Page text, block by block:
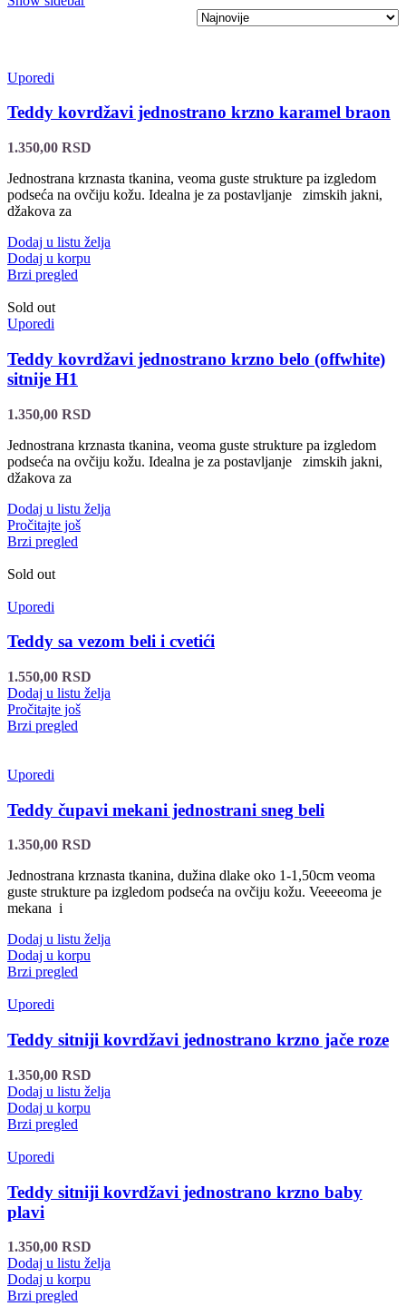
Uporedi
Teddy kovrdžavi jednostrano krzno karamel braon
1.350,00 RSD
Jednostrana krznasta tkanina, veoma guste strukture pa izgledom
podseća na ovčiju kožu. Idealna je za postavljanje zimskih jakni,
džakova za
Dodaj u listu želja
Dodaj u korpu
Brzi pregled
Sold out
Uporedi
Teddy kovrdžavi jednostrano krzno belo (offwhite)
sitnije H1
1.350,00 RSD
Jednostrana krznasta tkanina, veoma guste strukture pa izgledom
podseća na ovčiju kožu. Idealna je za postavljanje zimskih jakni,
džakova za
Dodaj u listu želja
Pročitajte još
Brzi pregled
Sold out
Uporedi
Teddy sa vezom beli i cvetići
1.550,00 RSD
Dodaj u listu želja
Pročitajte još
Brzi pregled
Uporedi
Teddy čupavi mekani jednostrani sneg beli
1.350,00 RSD
Jednostrana krznasta tkanina, dužina dlake oko 1-1,50cm veoma
guste strukture pa izgledom podseća na ovčiju kožu. Veeeeoma je
mekana i
Dodaj u listu želja
Dodaj u korpu
Brzi pregled
Uporedi
Teddy sitniji kovrdžavi jednostrano krzno jače roze
1.350,00 RSD
Dodaj u listu želja
Dodaj u korpu
Brzi pregled
Uporedi
Teddy sitniji kovrdžavi jednostrano krzno baby
plavi
1.350,00 RSD
Dodaj u listu želja
Dodaj u korpu
Brzi pregled